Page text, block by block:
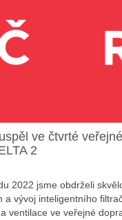
ve čtvrté
2
2022 jsme obdrželi
a vývoj inteligentního
ventilace ve veřejné